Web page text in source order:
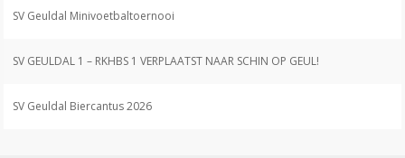
SV Geuldal Minivoetbaltoernooi
SV GEULDAL 1 – RKHBS 1 VERPLAATST NAAR SCHIN OP GEUL!
SV Geuldal Biercantus 2026